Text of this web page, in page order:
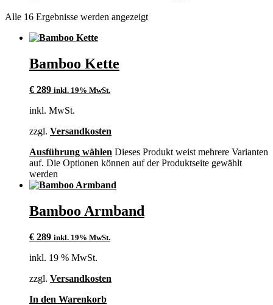
Alle 16 Ergebnisse werden angezeigt
Bamboo Kette
€ 289 inkl. 19% MwSt.
inkl. MwSt.
zzgl. Versandkosten
Ausführung wählen Dieses Produkt weist mehrere Varianten
auf. Die Optionen können auf der Produktseite gewählt
werden
Bamboo Armband
€ 289 inkl. 19% MwSt.
inkl. 19 % MwSt.
zzgl. Versandkosten
In den Warenkorb